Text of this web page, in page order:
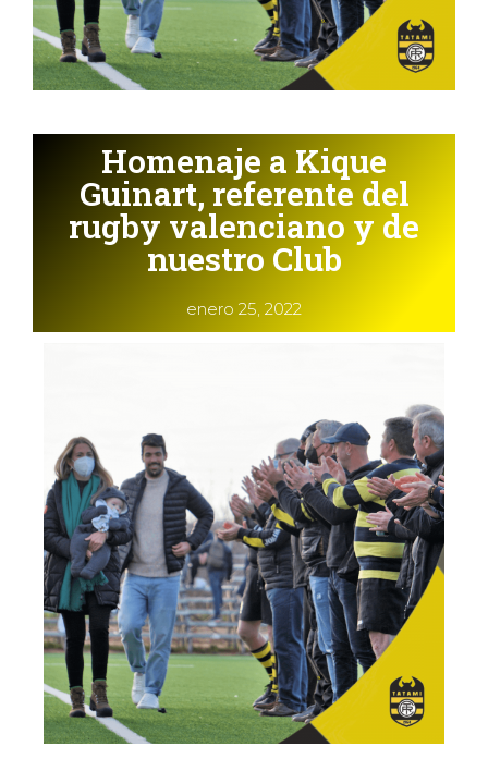
Homenaje a Kique
Guinart, referente del
rugby valenciano y de
nuestro Club
enero 25, 2022